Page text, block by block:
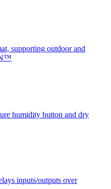
supporting outdoor and
humidity button and dry
inputs/outputs over